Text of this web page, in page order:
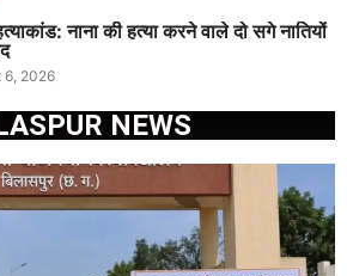
नाना की हत्या करने वाले दो सगे नातियों
6, 2026
NEWS